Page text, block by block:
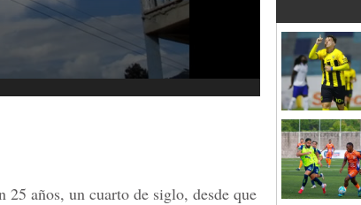
25 años, un cuarto de siglo, desde que